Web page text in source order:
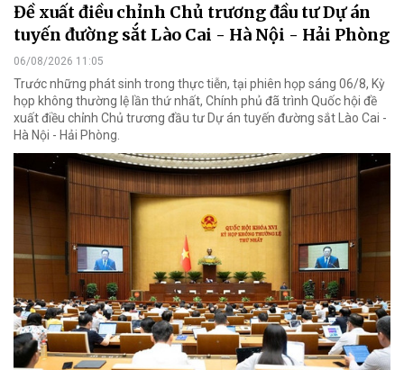
Đề xuất điều chỉnh Chủ trương đầu tư Dự án
tuyến đường sắt Lào Cai - Hà Nội - Hải Phòng
06/08/2026 11:05
Trước những phát sinh trong thực tiễn, tại phiên họp sáng 06/8, Kỳ
họp không thường lệ lần thứ nhất, Chính phủ đã trình Quốc hội đề
xuất điều chỉnh Chủ trương đầu tư Dự án tuyến đường sắt Lào Cai -
Hà Nội - Hải Phòng.